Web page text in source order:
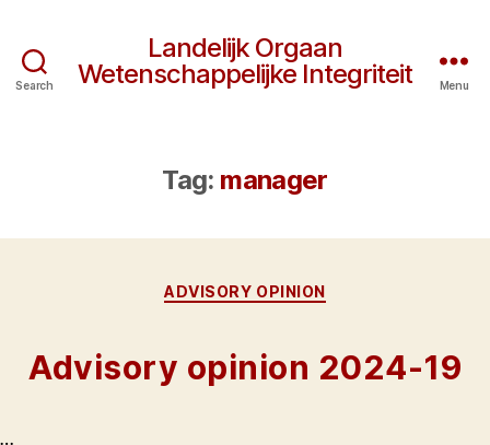
Search
Landelijk Orgaan
Wetenschappelijke Integriteit
Menu
Tag: manager
Categories
ADVISORY OPINION
Advisory opinion 2024-19
…